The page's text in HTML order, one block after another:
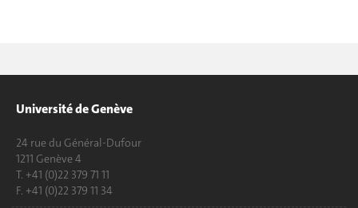
Université de Genève
24 rue du Général-Dufour
1211 Genève 4
T. +41 (0)22 379 71 11
F. +41 (0)22 379 11 34